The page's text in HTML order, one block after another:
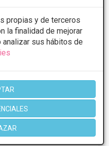
propias y de terceros
la finalidad de mejorar
sus hábitos de